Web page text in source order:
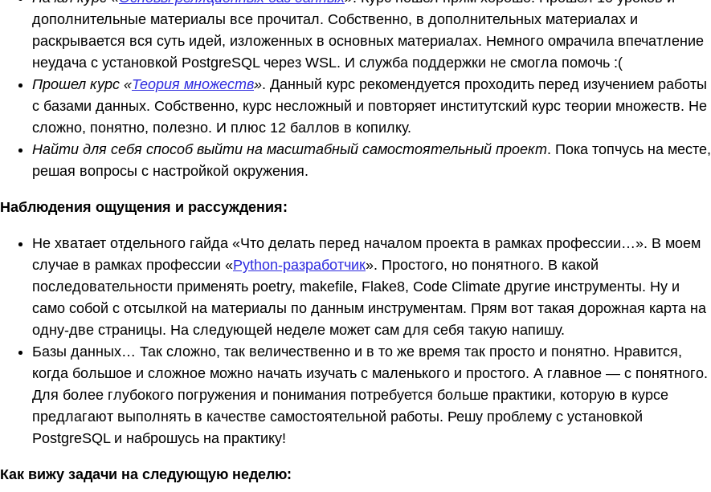
дополнительные материалы все прочитал. Собственно, в дополнительных материалах и
раскрывается вся суть идей, изложенных в основных материалах. Немного омрачила впечатление
неудача с установкой PostgreSQL через WSL. И служба поддержки не смогла помочь :(
Прошел курс «Теория множеств». Данный курс рекомендуется проходить перед изучением работы
с базами данных. Собственно, курс несложный и повторяет институтский курс теории множеств. Не
сложно, понятно, полезно. И плюс 12 баллов в копилку.
Найти для себя способ выйти на масштабный самостоятельный проект. Пока топчусь на месте,
решая вопросы с настройкой окружения.
Наблюдения ощущения и рассуждения:
Не хватает отдельного гайда «Что делать перед началом проекта в рамках профессии…». В моем
случае в рамках профессии «Python-разработчик». Простого, но понятного. В какой
последовательности применять poetry, makefile, Flake8, Code Climate другие инструменты. Ну и
само собой с отсылкой на материалы по данным инструментам. Прям вот такая дорожная карта на
одну-две страницы. На следующей неделе может сам для себя такую напишу.
Базы данных… Так сложно, так величественно и в то же время так просто и понятно. Нравится,
когда большое и сложное можно начать изучать с маленького и простого. А главное — с понятного.
Для более глубокого погружения и понимания потребуется больше практики, которую в курсе
предлагают выполнять в качестве самостоятельной работы. Решу проблему с установкой
PostgreSQL и наброшусь на практику!
Как вижу задачи на следующую неделю: